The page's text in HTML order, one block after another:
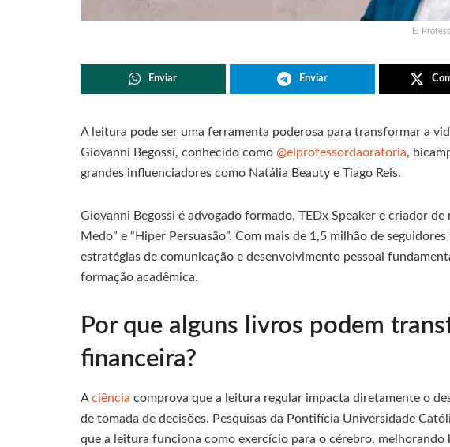
El
Enviar Enviar
A leitura pode ser uma ferramenta poderosa para transformar a
Giovanni Begossi, conhecido como @elprofessordaoratoria,
grandes influenciadores como Natália Beauty e Tiago Reis.
Giovanni Begossi é advogado formado, TEDx Speaker e criador
Medo” e “Hiper Persuasão”. Com mais de 1,5 milhão de
estratégias de comunicação e desenvolvimento pessoal
formação acadêmica.
Por que alguns livros podem
financeira?
Aciência comprova que a leitura regular impacta diretamente o
de tomada de decisões. Pesquisas da Pontifícia Universidade
que a leitura funciona como exercício para o cérebro, melhorando